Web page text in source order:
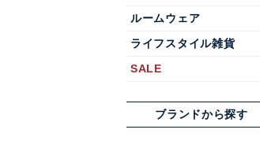
ルームウェア
ライフスタイル雑貨
SALE
ブランドから探す